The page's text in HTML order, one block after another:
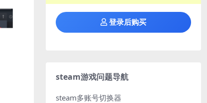
登录后购买
steam游戏问题导航
steam多账号切换器